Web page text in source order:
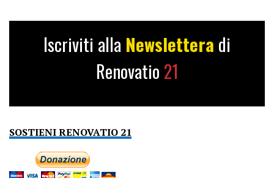
Iscriviti alla Newslettera di
Renovatio 21
SOSTIENI RENOVATIO 21